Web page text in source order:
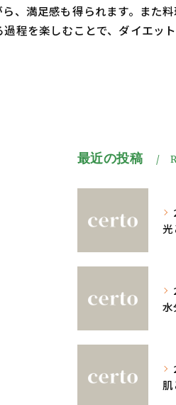
、満足感も得られます。また
程を楽しむことで、ダイエッ
最近の投稿
光